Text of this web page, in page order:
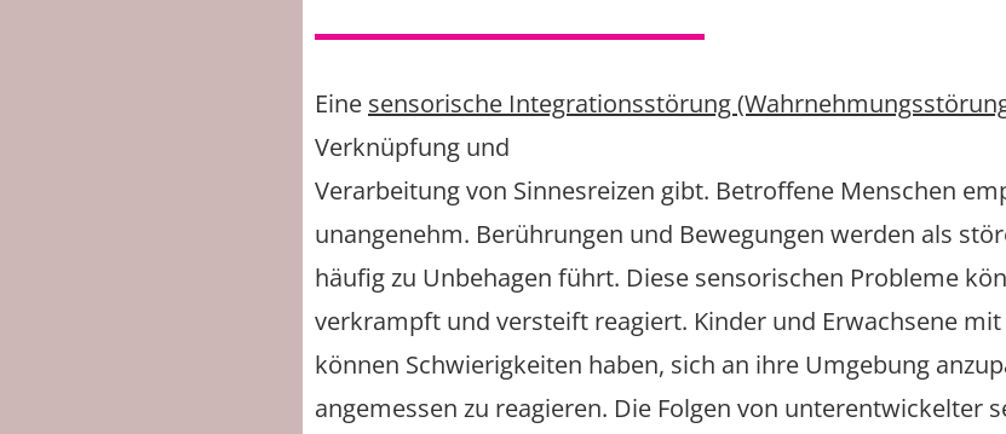
Eine sensorische Integrationsstörung
Verknüpfung und
Verarbeitung von Sinnesreizen gibt. Betroffene Menschen
unangenehm. Berührungen und Bewegungen werden als
häufig zu Unbehagen führt. Diese sensorischen Probleme
verkrampft und versteift reagiert. Kinder und Erwachsene
können Schwierigkeiten haben, sich an ihre Umgebung
angemessen zu reagieren. Die Folgen von